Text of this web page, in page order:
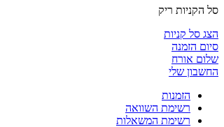
סל הקניות ריק
הצג סל קניות
סיום הזמנה
שלום אורח
החשבון שלי
הזמנות
רשימת השוואה
רשימת המשאלות